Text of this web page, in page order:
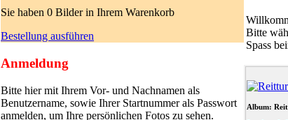
Sie haben 0 Bilder in Ihrem Warenkorb
Bestellung ausführen
Anmeldung
Bitte hier mit Ihrem Vor- und Nachnamen als
Benutzername, sowie Ihrer Startnummer als Passwort
anmelden, um Ihre persönlichen Fotos zu sehen.
Bitte
Spass
Album: